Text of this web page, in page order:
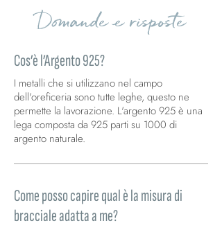
Domande e risposte
Cos’è l’Argento 925?
I metalli che si utilizzano nel campo
dell'oreficeria sono tutte leghe, questo ne
permette la lavorazione. L'argento 925 è una
lega composta da 925 parti su 1000 di
argento naturale.
Come posso capire qual è la misura di
bracciale adatta a me?